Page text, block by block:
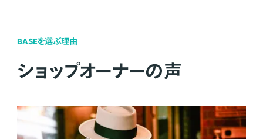
BASEを選ぶ理由
ショップオーナーの声